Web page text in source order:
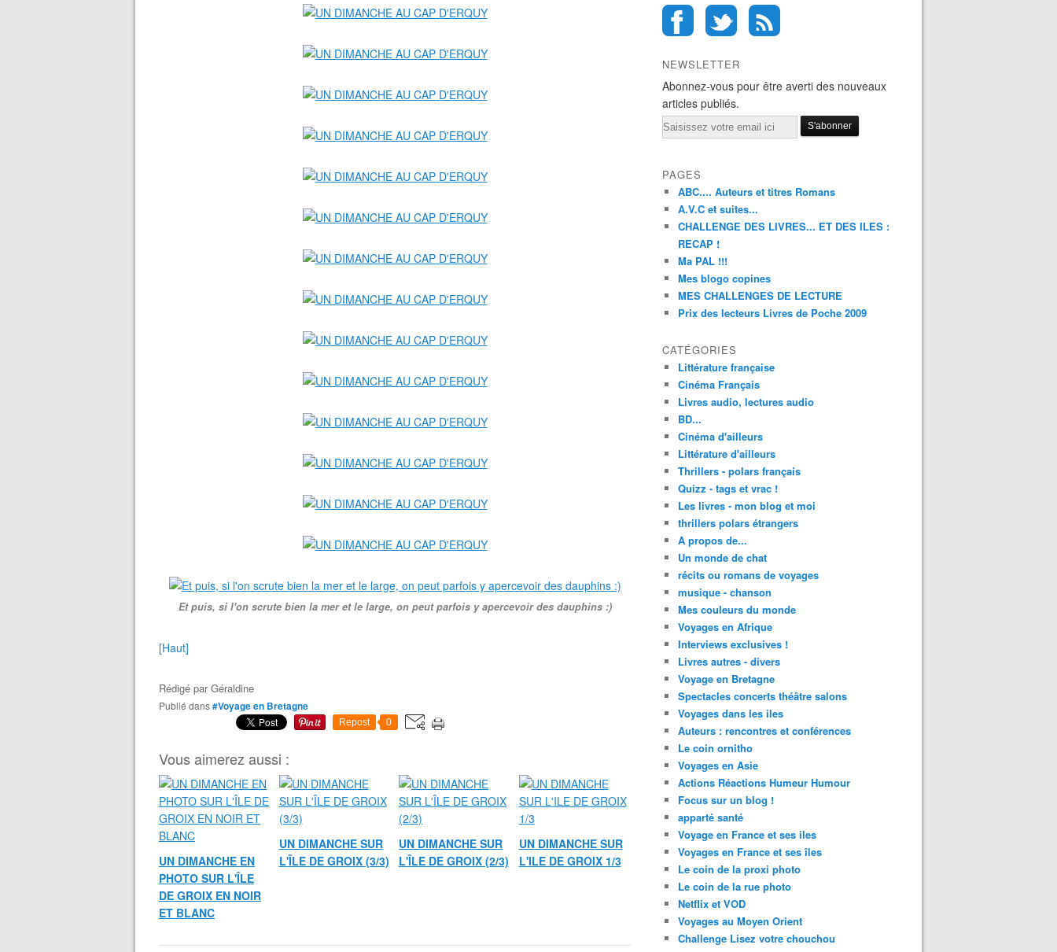
Et puis, si l'on scrute bien la mer et le large, on peut parfois y apercevoir des dauphins :)
[Haut]
Rédigé parGéraldine
Publié dans#Voyage en Bretagne
Repost 0
Vous aimerez aussi :
UN DIMANCHE EN
PHOTO SUR L'ÎLE
DE GROIX EN NOIR
ET BLANC
UN DIMANCHE SUR
L'ÎLE DE GROIX (3/3)
UN DIMANCHE SUR
L'ÎLE DE GROIX (2/3)
UN DIMANCHE SUR
L'ILE DE GROIX 1/3
NEWSLETTER
Abonnez-vous pour être averti des nouveaux
articles publiés.
Email
PAGES
ABC.... Auteurs et titres Romans
A.V.C et suites...
CHALLENGE DES LIVRES... ET DES ILES :
RECAP !
Ma PAL !!!
Mes blogo copines
MES CHALLENGES DE LECTURE
Prix des lecteurs Livres de Poche 2009
CATÉGORIES
Littérature française
Cinéma Français
Livres audio, lectures audio
BD...
Cinéma d'ailleurs
Littérature d'ailleurs
Thrillers - polars français
Quizz - tags et vrac !
Les livres - mon blog et moi
thrillers polars étrangers
A propos de...
Un monde de chat
récits ou romans de voyages
musique - chanson
Mes couleurs du monde
Voyages en Afrique
Interviews exclusives !
Livres autres - divers
Voyage en Bretagne
Spectacles concerts théâtre salons
Voyages dans les iles
Auteurs : rencontres et conférences
Le coin ornitho
Voyages en Asie
Actions Réactions Humeur Humour
Focus sur un blog !
apparté santé
Voyage en France et ses iles
Voyages en France et ses îles
Le coin de la proxi photo
Le coin de la rue photo
Netflix et VOD
Voyages au Moyen Orient
Challenge Lisez votre chouchou